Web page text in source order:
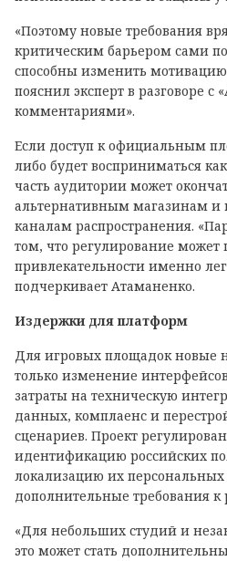
«Поэтому новые требования
критическим барьером сами
способны изменить
пояснил эксперт в разговоре с
комментариями».
Если доступ к официальным
либо будет восприниматься
часть аудитории может
альтернативным магазинам
каналам распространения.
том, что регулирование
привлекательности именно
подчеркивает Атаманенко.
Издержки для платформ
Для игровых площадок новые
только изменение
затраты на техническую
данных, комплаенс и
сценариев. Проект
идентификацию российских
локализацию их
дополнительные требования к
«Для небольших студий и
это может стать